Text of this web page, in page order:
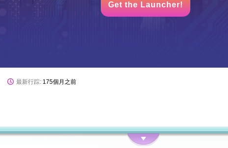
Get the Launcher!
最新行踪: 175個月之前